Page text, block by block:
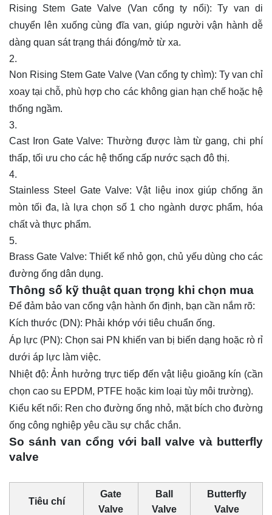
Rising Stem Gate Valve (Van cổng ty nổi): Ty van di
chuyển lên xuống cùng đĩa van, giúp người vận hành dễ
dàng quan sát trạng thái đóng/mở từ xa.
Non Rising Stem Gate Valve (Van cổng ty chìm): Ty van chỉ
xoay tại chỗ, phù hợp cho các không gian hạn chế hoặc hệ
thống ngầm.
Cast Iron Gate Valve: Thường được làm từ gang, chi phí
thấp, tối ưu cho các hệ thống cấp nước sạch đô thị.
Stainless Steel Gate Valve: Vật liệu inox giúp chống ăn
mòn tối đa, là lựa chọn số 1 cho ngành dược phẩm, hóa
chất và thực phẩm.
Brass Gate Valve: Thiết kế nhỏ gọn, chủ yếu dùng cho các
đường ống dân dụng.
Thông số kỹ thuật quan trọng khi chọn mua
Để đảm bảo van cổng vận hành ổn định, bạn cần nắm rõ:
Kích thước (DN): Phải khớp với tiêu chuẩn ống.
Áp lực (PN): Chọn sai PN khiến van bị biến dạng hoặc rò rỉ
dưới áp lực làm việc.
Nhiệt độ: Ảnh hưởng trực tiếp đến vật liệu gioăng kín (cần
chọn cao su EPDM, PTFE hoặc kim loại tùy môi trường).
Kiểu kết nối: Ren cho đường ống nhỏ, mặt bích cho đường
ống công nghiệp yêu cầu sự chắc chắn.
So sánh van cổng với ball valve và butterfly
valve
Tiêu chí
Gate
Valve
Ball
Valve
Butterfly
Valve